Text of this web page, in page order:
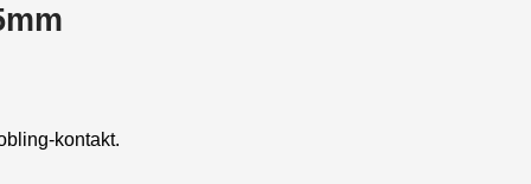
kontakt.